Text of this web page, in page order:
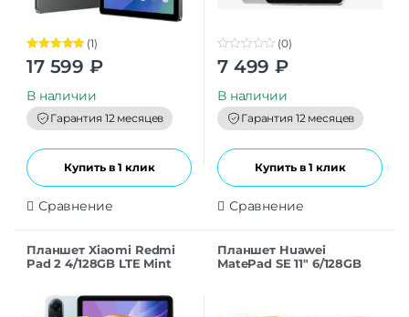
Оценка5.00
из 5
(1)
17 599 ₽
В наличии
Гарантия 12 месяцев
Купить в 1 клик
Сравнение
0
o
t
o
f
5
(0)
7 499 ₽
В наличии
Гарантия 12 месяцев
Купить в 1 клик
Сравнение
Планшет Xiaomi Redmi
Pad 2 4/128GB LTE Mint
Планшет Huawei
MatePad SE 11″ 6/128GB